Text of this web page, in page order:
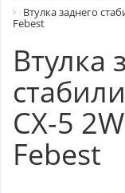
Втулка заднего
Febest
Втулка
CX-5
Febest